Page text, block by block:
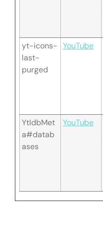
yt-icons-
last-
purged
YouTube
YtIdbMet
a#datab
ases
YouTube